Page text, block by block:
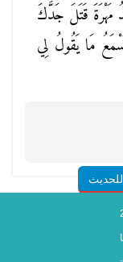
مَهْرَةَ قَتَلَ جَدَّكَ
مَا يَقُولُ لِي